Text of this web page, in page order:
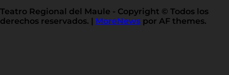
Teatro Regional del Maule - Copyright © Todos los
derechos reservados.
MoreNews por AF themes.